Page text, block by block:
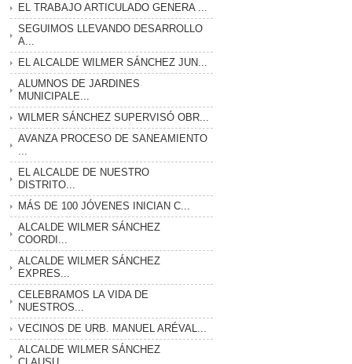
EL TRABAJO ARTICULADO GENERA ...
SEGUIMOS LLEVANDO DESARROLLO
A...
EL ALCALDE WILMER SÁNCHEZ JUN...
ALUMNOS DE JARDINES
MUNICIPALE...
WILMER SÁNCHEZ SUPERVISÓ OBR...
AVANZA PROCESO DE SANEAMIENTO
EL ALCALDE DE NUESTRO
DISTRITO...
MÁS DE 100 JÓVENES INICIAN C...
ALCALDE WILMER SÁNCHEZ
COORDI...
ALCALDE WILMER SÁNCHEZ
EXPRES...
CELEBRAMOS LA VIDA DE
NUESTROS...
VECINOS DE URB. MANUEL ARÉVAL...
ALCALDE WILMER SÁNCHEZ